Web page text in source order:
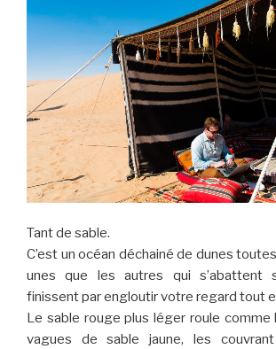
Tant de sable.
C’est un océan déchainé de dunes
unes que les autres qui s’abattent
finissent par engloutir votre regard tout
Le sable rouge plus léger roule comme
vagues de sable jaune, les